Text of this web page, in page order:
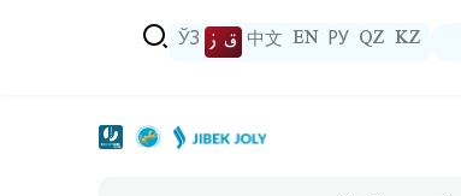
KZ
QZ
РУ
EN
中文 ق ز ЎЗ